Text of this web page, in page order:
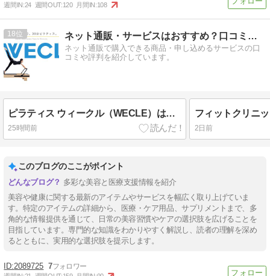
週間IN:24 週間OUT:120 月間IN:108
18 ネット通販・サービスはおすすめ？口コミ評判情報局
ネット通販で購入できる商品・申し込めるサービスの口
コミや評判を紹介しています。
ピラティス ウィークル（WECLE）はサーキット型マシンピラティス！
25時間前 2日前
このブログのここがポイント
多彩な美容と医療支援情報を紹介
美容や健康に関する最新のアイテムやサービスを幅広く取り上げていま
す。特定のアイテムの詳細から、医療・ケア用品、サプリメントまで、多
角的な情報提供を通じて、日常の美容習慣やケアの選択肢を広げることを
目指しています。専門的な知識をわかりやすく解説し、読者の理解を深め
るとともに、実用的な選択肢を提示します。
2089725 7